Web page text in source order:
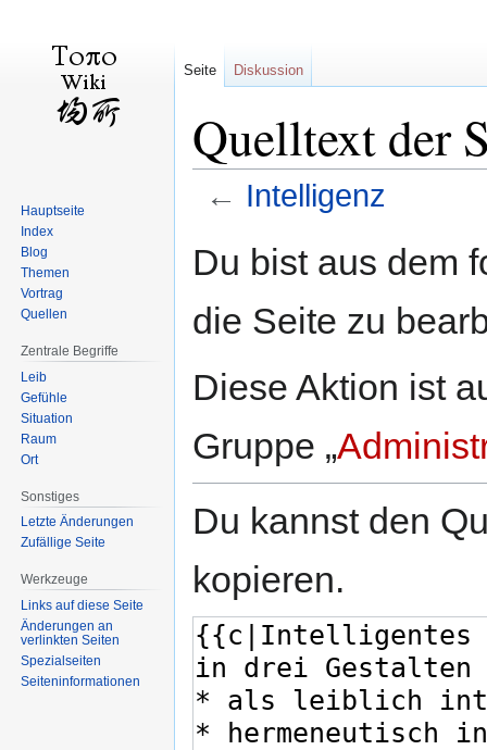
Quelltext der
← Intelligenz
Navigation
Suche
Du bist aus dem
die Seite zu
Diese Aktion ist
Gruppe „
Du kannst den
kopieren.
Seite Diskussion
Hauptseite
Index
Blog
Themen
Vortrag
Quellen
Zentrale Begriffe
Leib
Gefühle
Situation
Raum
Ort
Sonstiges
Letzte Änderungen
Zufällige Seite
Werkzeuge
Links auf diese Seite
Änderungen an
verlinkten Seiten
Spezialseiten
Seiten­informationen